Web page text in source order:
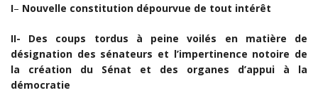
I– Nouvelle constitution dépourvue de tout intérêt
II- Des coups tordus à peine voilés en matière de
désignation des sénateurs et l’impertinence notoire de
la création du Sénat et des organes d’appui à la
démocratie